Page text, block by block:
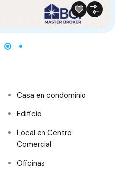
Casa en condominio
Edificio
Local en Centro
Comercial
Oficinas